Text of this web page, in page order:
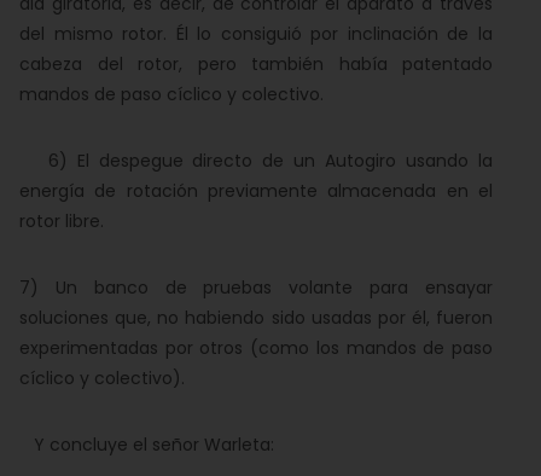
del mismo rotor. Él lo consiguió por inclinación de la
cabeza del rotor, pero también había patentado
mandos de paso cíclico y colectivo.
6) El despegue directo de un Autogiro usando la
energía de rotación previamente almacenada en el
rotor libre.
7) Un banco de pruebas volante para ensayar
soluciones que, no habiendo sido usadas por él, fueron
experimentadas por otros (como los mandos de paso
cíclico y colectivo).
Y concluye el señor Warleta: